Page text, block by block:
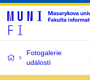
Fotogalerie
událostí